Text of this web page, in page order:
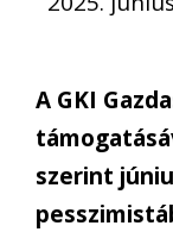
A GKI
szerint